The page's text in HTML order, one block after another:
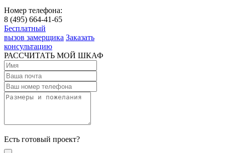
Номер телефона:
8 (495) 664-41-65
Бесплатный
вызов замерщика Заказать
консультацию
РАССЧИТАТЬ МОЙ ШКАФ
Есть готовый проект?